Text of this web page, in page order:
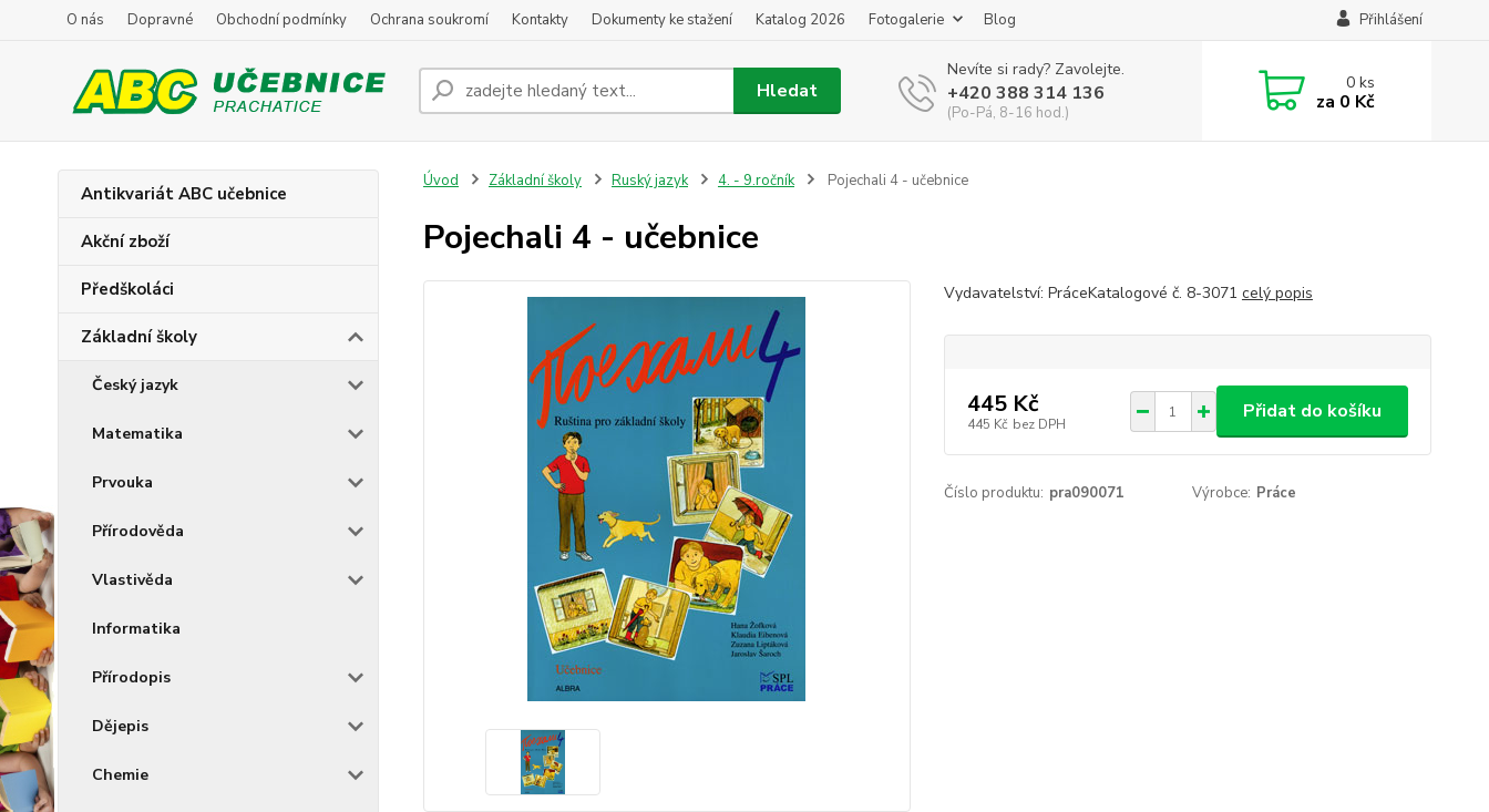
O nás Dopravné Obchodní podmínky Ochrana soukromí Kontakty Dokumenty ke stažení Katalog 2026 Fotogalerie Blog Přihlášení
Hledat
Nevíte si rady? Zavolejte.
+420 388 314 136
(Po-Pá, 8-16 hod.)
0ks
za 0 Kč
Antikvariát ABC učebnice
Akční zboží
Předškoláci
Základní školy
Český jazyk
Matematika
Prvouka
Přírodověda
Vlastivěda
Informatika
Přírodopis
Dějepis
Chemie
Úvod Základní školy Ruský jazyk 4. - 9.ročník Pojechali 4 - učebnice
Pojechali 4 - učebnice
Vydavatelství: PráceKatalogové č. 8-3071 celý popis
445 Kč
445 Kč bez DPH
Přidat do košíku
Číslo produktu: pra090071 Výrobce: Práce